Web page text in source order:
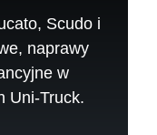
Scudo i
naprawy
w
Uni-Truck.